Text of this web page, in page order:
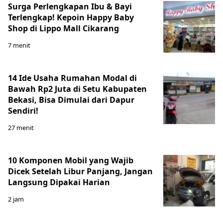
Surga Perlengkapan Ibu & Bayi
Terlengkap! Kepoin Happy Baby
Shop di Lippo Mall Cikarang
7 menit
14 Ide Usaha Rumahan Modal di
Bawah Rp2 Juta di Setu Kabupaten
Bekasi, Bisa Dimulai dari Dapur
Sendiri!
27 menit
10 Komponen Mobil yang Wajib
Dicek Setelah Libur Panjang, Jangan
Langsung Dipakai Harian
2 jam